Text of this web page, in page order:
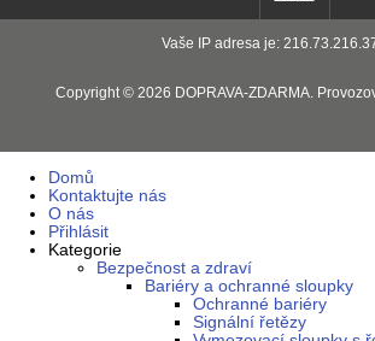
Vaše IP adresa je:
Copyright © 2026 DOPRAVA-ZDARMA .
Domů
Kontaktujte nás
O nás
Přihlásit
Kategorie
Bezpečnost a zdraví
Bariéry a ochranné sloupky
Ochranné bariéry
Signální řetězy